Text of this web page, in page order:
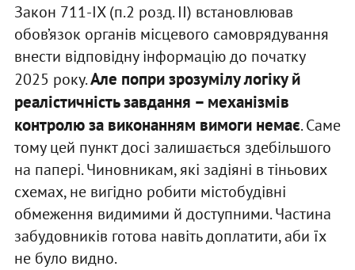
Закон 711-IX (п.2 розд. ІІ) встановлював
обов’язок органів місцевого самоврядування
внести відповідну інформацію до початку
2025 року.Але попри зрозумілу логіку й
реалістичність завдання – механізмів
контролю за виконанням вимоги немає. Саме
тому цей пункт досі залишається здебільшого
на папері. Чиновникам, які задіяні в тіньових
схемах, не вигідно робити містобудівні
обмеження видимими й доступними. Частина
забудовників готова навіть доплатити, аби їх
не було видно.